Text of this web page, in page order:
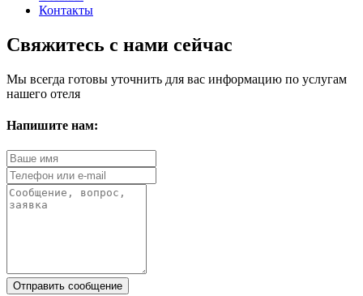
Контакты
Свяжитесь с нами сейчас
Мы всегда готовы уточнить для вас информацию по услугам
нашего отеля
Напишите нам:
Отправить сообщение